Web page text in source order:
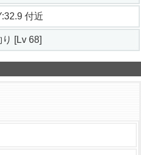
付近
[Lv 68]